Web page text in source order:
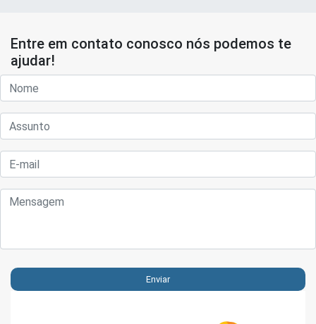
Entre em contato conosco nós podemos te
ajudar!
Enviar